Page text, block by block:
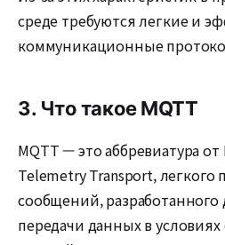
среде требуются легкие и
коммуникационные
3. Что такое MQTT
MQTT — это аббревиатура от
Telemetry Transport, легкого
сообщений,
передачи данных в